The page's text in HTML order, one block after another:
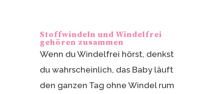
Stoffwindeln und Windelfrei
gehören zusammen
Wenn du Windelfrei hörst, denkst
du wahrscheinlich, das Baby läuft
den ganzen Tag ohne Windel rum